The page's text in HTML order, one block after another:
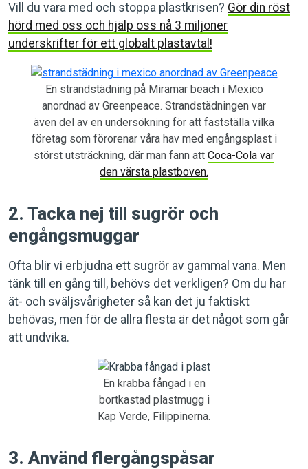
Vill du vara med och stoppa plastkrisen? Gör din röst
hörd med oss och hjälp oss nå 3 miljoner
underskrifter för ett globalt plastavtal!
En strandstädning på Miramar beach i Mexico
anordnad av Greenpeace. Strandstädningen var
även del av en undersökning för att fastställa vilka
företag som förorenar våra hav med engångsplast i
störst utsträckning, där man fann att Coca-Cola var
den värsta plastboven.
2. Tacka nej till sugrör och
engångsmuggar
Ofta blir vi erbjudna ett sugrör av gammal vana. Men
tänk till en gång till, behövs det verkligen? Om du har
ät- och sväljsvårigheter så kan det ju faktiskt
behövas, men för de allra flesta är det något som går
att undvika.
En krabba fångad i en
bortkastad plastmugg i
Kap Verde, Filippinerna.
3. Använd flergångspåsar